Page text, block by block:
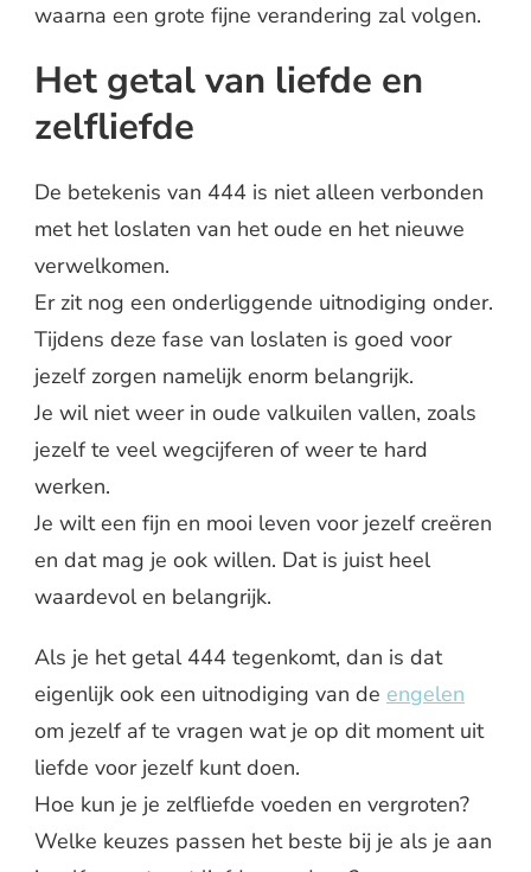
waarna een grote fijne verandering zal volgen.
Het getal van liefde en
zelfliefde
De betekenis van 444 is niet alleen verbonden
met het loslaten van het oude en het nieuwe
verwelkomen.
Er zit nog een onderliggende uitnodiging onder.
Tijdens deze fase van loslaten is goed voor
jezelf zorgen namelijk enorm belangrijk.
Je wil niet weer in oude valkuilen vallen, zoals
jezelf te veel wegcijferen of weer te hard
werken.
Je wilt een fijn en mooi leven voor jezelf creëren
en dat mag je ook willen. Dat is juist heel
waardevol en belangrijk.
Als je het getal 444 tegenkomt, dan is dat
eigenlijk ook een uitnodiging van de engelen
om jezelf af te vragen wat je op dit moment uit
liefde voor jezelf kunt doen.
Hoe kun je je zelfliefde voeden en vergroten?
Welke keuzes passen het beste bij je als je aan